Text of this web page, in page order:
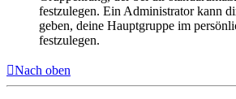
festzulegen. Ein Administrator kann
geben, deine Hauptgruppe im
festzulegen.
Nach oben